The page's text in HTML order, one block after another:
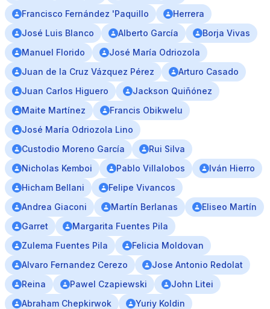
Francisco Fernández 'Paquillo
Herrera
José Luis Blanco
Alberto García
Borja Vivas
Manuel Florido
José María Odriozola
Juan de la Cruz Vázquez Pérez
Arturo Casado
Juan Carlos Higuero
Jackson Quiñónez
Maite Martínez
Francis Obikwelu
José María Odriozola Lino
Custodio Moreno García
Rui Silva
Nicholas Kemboi
Pablo Villalobos
Iván Hierro
Hicham Bellani
Felipe Vivancos
Andrea Giaconi
Martín Berlanas
Eliseo Martín
Garret
Margarita Fuentes Pila
Zulema Fuentes Pila
Felicia Moldovan
Alvaro Fernandez Cerezo
Jose Antonio Redolat
Reina
Pawel Czapiewski
John Litei
Abraham Chepkirwok
Yuriy Koldin